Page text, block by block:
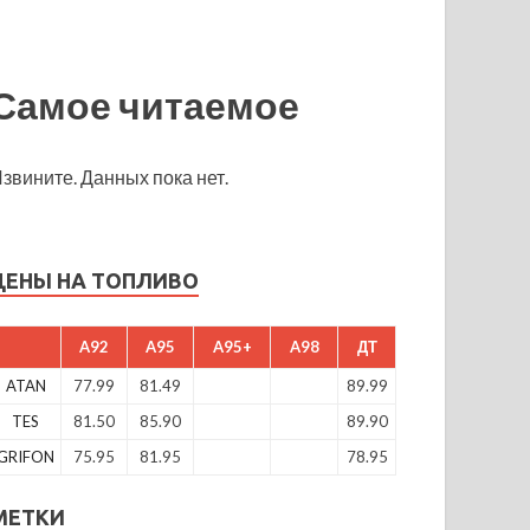
читаемое
Данных пока нет.
НА ТОПЛИВО
A92 A95 A95+ A98 ДТ
ATAN 77.99 81.49
89.99
TES
81.50 85.90
89.90
75.95 81.95 78.95